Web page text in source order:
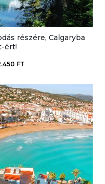
részére, Calgaryba
ért!
FT